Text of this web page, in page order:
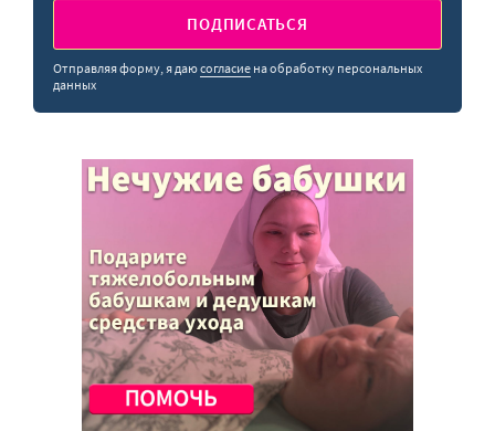
ПОДПИСАТЬСЯ
Отправляя форму, я даюсогласие на обработку персональных
данных